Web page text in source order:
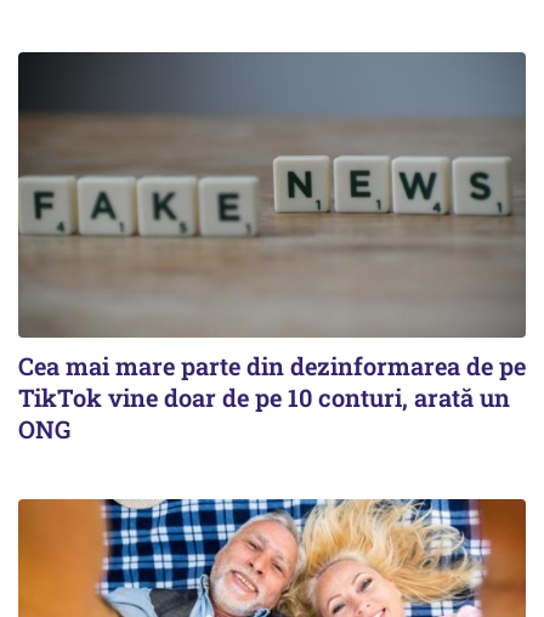
Cea mai mare parte din dezinformarea de pe
TikTok vine doar de pe 10 conturi, arată un
ONG